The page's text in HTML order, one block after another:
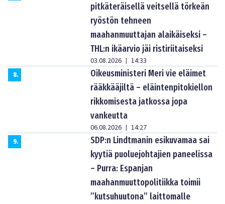
pitkäteräisellä veitsellä törkeän
ryöstön tehneen
maahanmuuttajan alaikäiseksi –
THL:n ikäarvio jäi ristiriitaiseksi
03.08.2026 | 14:33
8.
Oikeusministeri Meri vie eläimet
rääkkääjiltä – eläintenpitokiellon
rikkomisesta jatkossa jopa
vankeutta
06.08.2026 | 14:27
9.
SDP:n Lindtmanin esikuvamaa sai
kyytiä puoluejohtajien paneelissa
– Purra: Espanjan
maahanmuuttopolitiikka toimii
”kutsuhuutona” laittomalle